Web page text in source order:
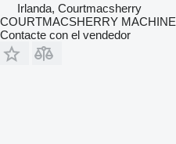
Irlanda, Courtmacsherry
COURTMACSHERRY
Contacte con el vendedor